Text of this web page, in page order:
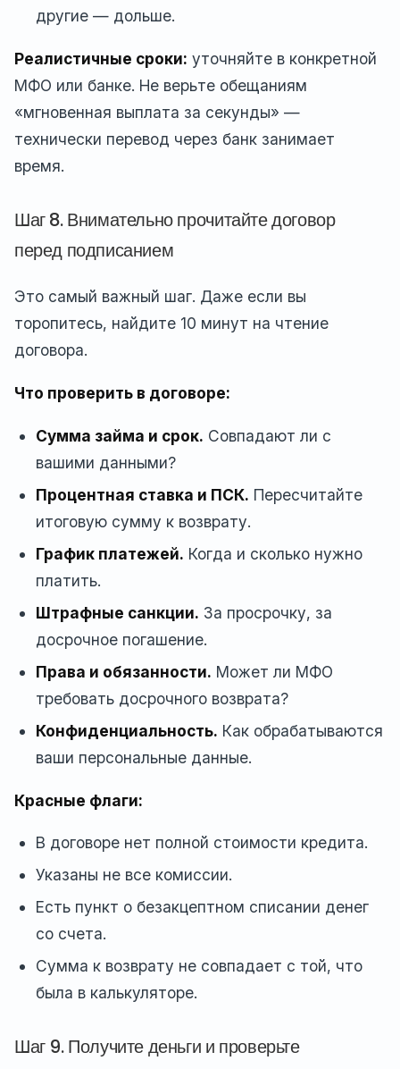
другие — дольше.
Реалистичные сроки: уточняйте в конкретной
МФО или банке. Не верьте обещаниям
«мгновенная выплата за секунды» —
технически перевод через банк занимает
время.
Шаг 8. Внимательно прочитайте договор
перед подписанием
Это самый важный шаг. Даже если вы
торопитесь, найдите 10 минут на чтение
договора.
Что проверить в договоре:
Сумма займа и срок. Совпадают ли с
вашими данными?
Процентная ставка и ПСК. Пересчитайте
итоговую сумму к возврату.
График платежей. Когда и сколько нужно
платить.
Штрафные санкции. За просрочку, за
досрочное погашение.
Права и обязанности. Может ли МФО
требовать досрочного возврата?
Конфиденциальность. Как обрабатываются
ваши персональные данные.
Красные флаги:
В договоре нет полной стоимости кредита.
Указаны не все комиссии.
Есть пункт о безакцептном списании денег
со счета.
Сумма к возврату не совпадает с той, что
была в калькуляторе.
Шаг 9. Получите деньги и проверьте